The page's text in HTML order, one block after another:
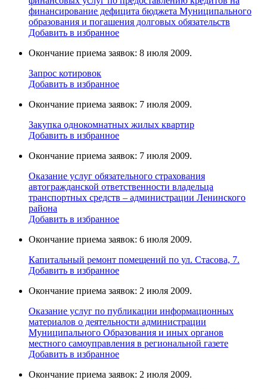
финансирование дефицита бюджета Муниципального
образования и погашения долговых обязательств
Добавить в избранное
Окончание приема заявок: 8 июля 2009.
Запрос котировок
Добавить в избранное
Окончание приема заявок: 7 июля 2009.
Закупка однокомнатных жилых квартир
Добавить в избранное
Окончание приема заявок: 7 июля 2009.
Оказание услуг обязательного страхования
автогражданской ответственности владельца
транспортных средств – администрации Ленинского
района
Добавить в избранное
Окончание приема заявок: 6 июля 2009.
Капитальный ремонт помещений по ул. Стасова, 7.
Добавить в избранное
Окончание приема заявок: 2 июля 2009.
Оказание услуг по публикации информационных
материалов о деятельности администрации
Муниципального Образования и иных органов
местного самоуправления в региональной газете
Добавить в избранное
Окончание приема заявок: 2 июля 2009.